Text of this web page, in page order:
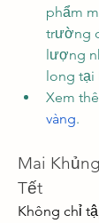
phẩm
trường
lượng
long tại
Xem
vàng.
Mai
Tết
Không chỉ